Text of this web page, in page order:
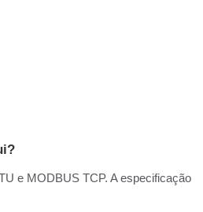
e MODBUS TCP. A especificação